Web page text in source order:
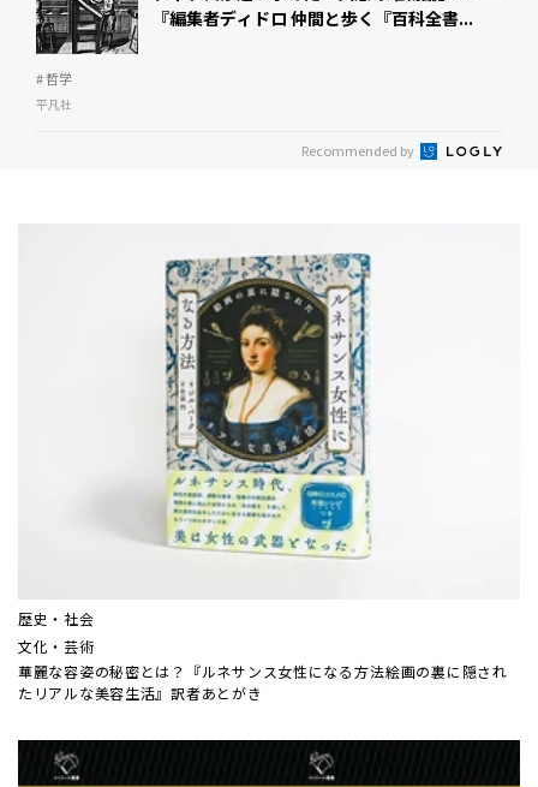
『編集者ディドロ 仲間と歩く『百科全書...
# 哲学
平凡社
Recommended by
歴史・社会
文化・芸術
華麗な容姿の秘密とは？『ルネサンス女性になる方法――絵画の裏に隠され
たリアルな美容生活』訳者あとがき